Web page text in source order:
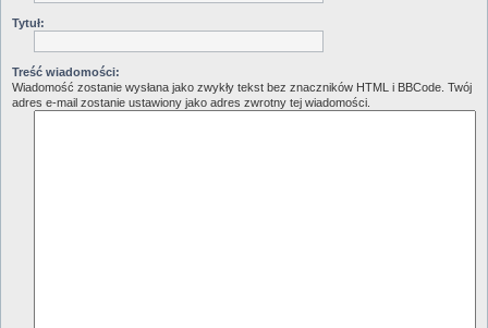
Tytuł:
Treść wiadomości:
Wiadomość zostanie wysłana jako zwykły tekst bez znaczników HTML i BBCode. Twój
adres e-mail zostanie ustawiony jako adres zwrotny tej wiadomości.